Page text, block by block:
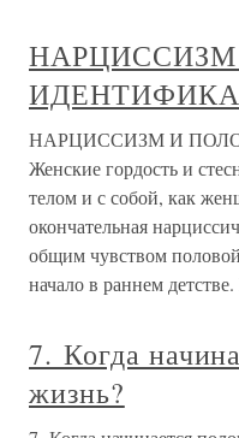
НАРЦИССИЗМ И
Женские гордость и
телом и с собой, как
окончательная
общим чувством
начало в раннем
7. Когда
жизнь?